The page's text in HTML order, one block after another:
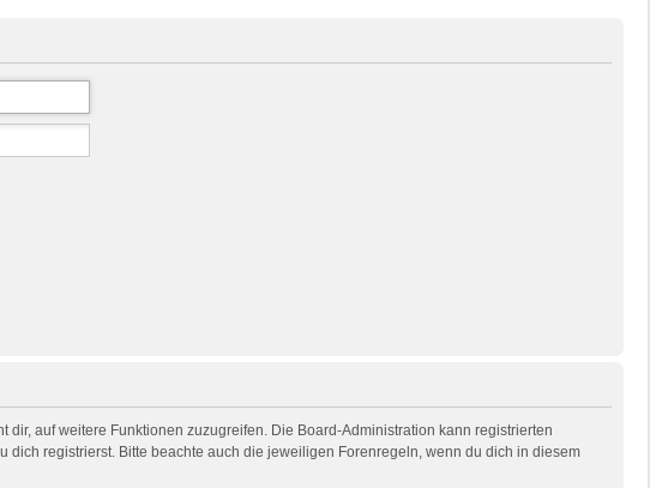
auf weitere Funktionen zuzugreifen. Die Board-Administration kann registrierten
registrierst. Bitte beachte auch die jeweiligen Forenregeln, wenn du dich in diesem